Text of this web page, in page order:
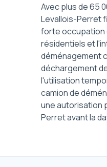
Avec plus de 65
Levallois-Perret
forte occupation
résidentiels et
déménagement
déchargement
l'utilisation
camion de
une autorisation
Perret avant la